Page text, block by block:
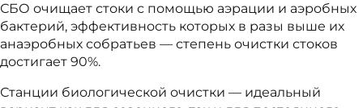
СБО очищает стоки с помощью аэрации и аэробных
бактерий, эффективность которых в разы выше их
анаэробных собратьев — степень очистки стоков
достигает 90%.
Станции биологической очистки — идеальный